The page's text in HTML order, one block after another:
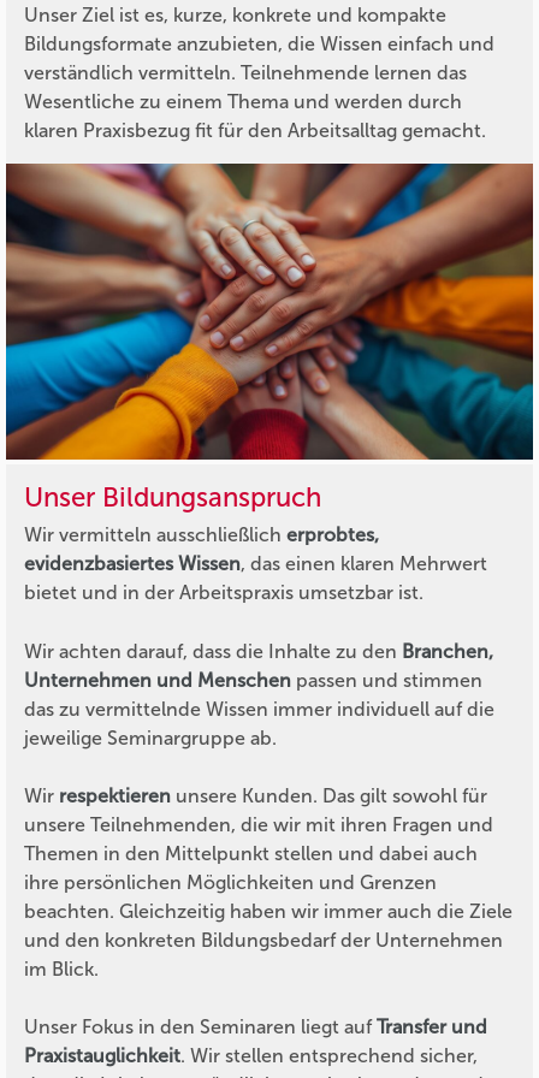
Unser Ziel ist es, kurze, konkrete und kompakte
Bildungsformate anzubieten, die Wissen einfach und
verständlich vermitteln. Teilnehmende lernen das
Wesentliche zu einem Thema und werden durch
klaren Praxisbezug fit für den Arbeitsalltag gemacht.
Unser Bildungsanspruch
Wir vermitteln ausschließlich erprobtes,
evidenzbasiertes Wissen, das einen klaren Mehrwert
bietet und in der Arbeitspraxis umsetzbar ist.
Wir achten darauf, dass die Inhalte zu den Branchen,
Unternehmen und Menschen passen und stimmen
das zu vermittelnde Wissen immer individuell auf die
jeweilige Seminargruppe ab.
Wir respektieren unsere Kunden. Das gilt sowohl für
unsere Teilnehmenden, die wir mit ihren Fragen und
Themen in den Mittelpunkt stellen und dabei auch
ihre persönlichen Möglichkeiten und Grenzen
beachten. Gleichzeitig haben wir immer auch die Ziele
und den konkreten Bildungsbedarf der Unternehmen
im Blick.
Unser Fokus in den Seminaren liegt aufTransfer und
Praxistauglichkeit. Wir stellen entsprechend sicher,